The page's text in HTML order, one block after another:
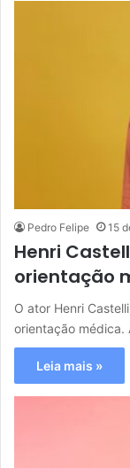
Pedro Felipe 15
Henri
orientação
O ator Henri
orientação médica.
Leia mais »